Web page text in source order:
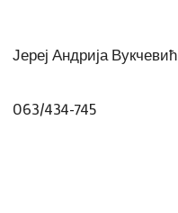
Јереј Андрија Вукчевић
063/434-745